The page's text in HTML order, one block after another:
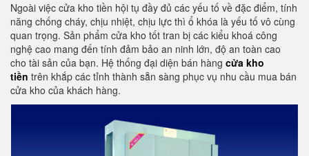
Ngoài việc cửa kho tiền hội tụ đầy đủ các yếu tố về đặc điểm, tính
năng chống cháy, chịu nhiệt, chịu lực thì ổ khóa là yếu tố vô cùng
quan trọng. Sản phẩm cửa kho tốt tran bị các kiểu khoá công
nghệ cao mang đến tính đảm bảo an ninh lớn, độ an toàn cao
cho tài sản của bạn. Hệ thống đại diện bán hàng cửa kho
tiền trên khắp các tỉnh thành sẵn sàng phục vụ nhu cầu mua bán
cửa kho của khách hàng.